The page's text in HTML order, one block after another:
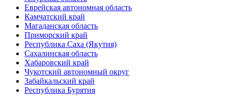
Еврейская автономная область
Камчатский край
Магаданская область
Приморский край
Республика Саха (Якутия)
Сахалинская область
Хабаровский край
Чукотский автономный округ
Забайкальский край
Республика Бурятия